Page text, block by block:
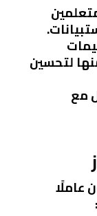
لتحسين
مع
عاملًا